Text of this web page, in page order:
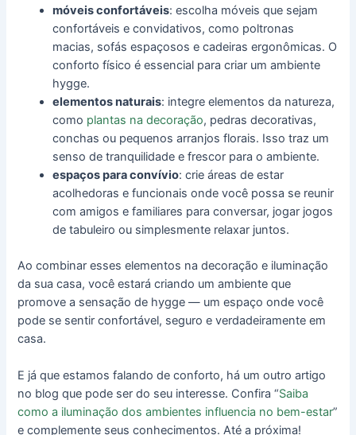
móveis confortáveis: escolha móveis que sejam
confortáveis e convidativos, como poltronas
macias, sofás espaçosos e cadeiras ergonômicas. O
conforto físico é essencial para criar um ambiente
hygge.
elementos naturais: integre elementos da natureza,
como plantas na decoração, pedras decorativas,
conchas ou pequenos arranjos florais. Isso traz um
senso de tranquilidade e frescor para o ambiente.
espaços para convívio: crie áreas de estar
acolhedoras e funcionais onde você possa se reunir
com amigos e familiares para conversar, jogar jogos
de tabuleiro ou simplesmente relaxar juntos.
Ao combinar esses elementos na decoração e iluminação
da sua casa, você estará criando um ambiente que
promove a sensação de hygge ― um espaço onde você
pode se sentir confortável, seguro e verdadeiramente em
casa.
E já que estamos falando de conforto, há um outro artigo
no blog que pode ser do seu interesse. Confira “Saiba
como a iluminação dos ambientes influencia no bem-estar”
e complemente seus conhecimentos. Até a próxima!